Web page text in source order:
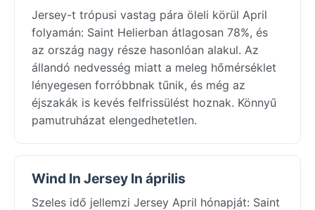
Jersey-t trópusi vastag pára öleli körül April
folyamán: Saint Helierban átlagosan 78%, és
az ország nagy része hasonlóan alakul. Az
állandó nedvesség miatt a meleg hőmérséklet
lényegesen forróbbnak tűnik, és még az
éjszakák is kevés felfrissülést hoznak. Könnyű
pamutruházat elengedhetetlen.
Wind In Jersey In április
Szeles idő jellemzi Jersey April hónapját: Saint